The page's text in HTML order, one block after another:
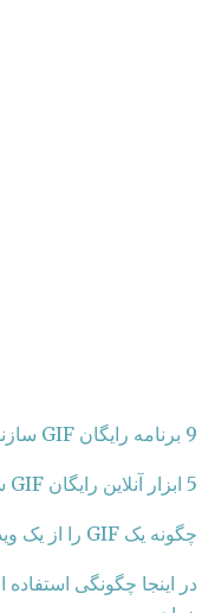
9 برنامه رایگان GIF سازنده برای iPhone و Android
5 ابزار آنلاین رایگان GIF سازنده برای ویدئو
چگونه یک GIF را از یک ویدیوی YouTube ایجاد کنیم